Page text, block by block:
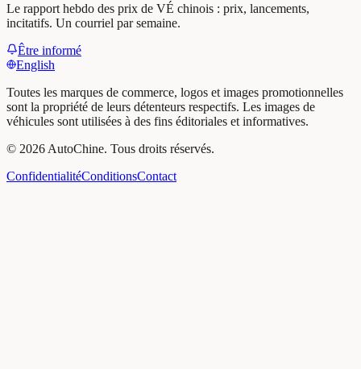
Le rapport hebdo des prix de VÉ chinois : prix, lancements,
incitatifs. Un courriel par semaine.
Être informé
English
Toutes les marques de commerce, logos et images promotionnelles
sont la propriété de leurs détenteurs respectifs. Les images de
véhicules sont utilisées à des fins éditoriales et informatives.
© 2026 AutoChine. Tous droits réservés.
ConfidentialitéConditionsContact